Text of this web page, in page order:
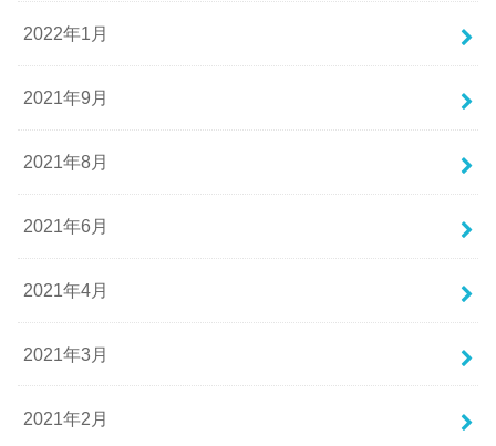
2022年1月
2021年9月
2021年8月
2021年6月
2021年4月
2021年3月
2021年2月